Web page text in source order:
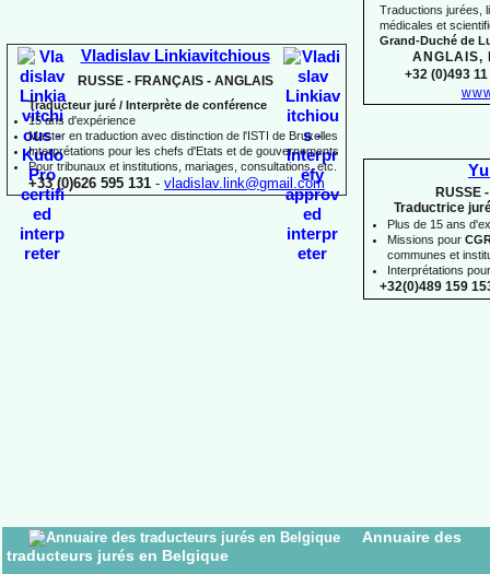
Annuaire des
traducteurs jurés en Belgique
Traductions jurées,
médicales et
Grand-Duché de
ANGLAIS,
+32 (0)493
RUSSE -
Traductrice
Plus de 15 ans
Missions pour
communes et
Interprétations
+32(0)489 159
Vladislav Linkiavitchious
RUSSE -FRANÇAIS -ANGLAIS
Traducteur juré / Interprète de conférence
15 ans d'expérience
Master en traduction avec distinction de l'ISTI de Bruxelles
Interprétations pour les chefs d'Etats et de gouvernements
Pour tribunaux et institutions , mariages, consultations, etc.
+33 (0)626 595 131 - vladislav.link@gmail.com